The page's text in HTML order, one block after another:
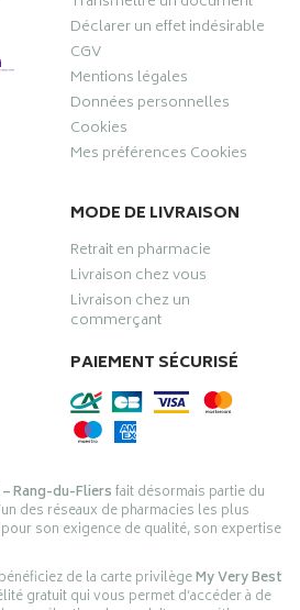
Déclarer un effet indésirable
CGV
Mentions légales
Données personnelles
Cookies
Mes préférences Cookies
MODE DE LIVRAISON
Retrait en pharmacie
Livraison chez vous
Livraison chez un
commerçant
PAIEMENT SÉCURISÉ
Rang-du-Fliersfait désormais partie du
des réseaux de pharmacies les plus
son exigence de qualité, son expertise
de la carte privilègeMy Very Best
gratuit qui vous permet d’accéder à de